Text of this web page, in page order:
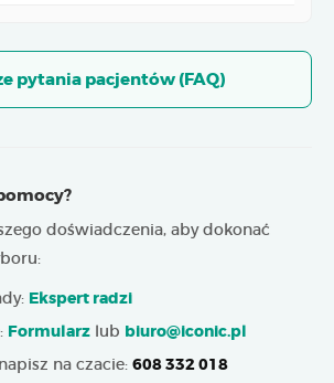
pytania pacjentów (FAQ)
doświadczenia, aby dokonać
Ekspert radzi
Formularzlub biuro@iconic.pl
na czacie: 608 332 018